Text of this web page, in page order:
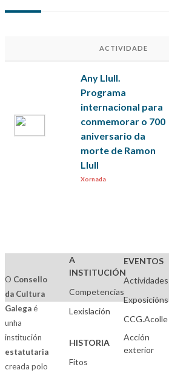
ACTIVIDADE
Any Llull.
Programa
internacional para
conmemorar o 700
aniversario da
morte de Ramon
Llull
Xornada
O Consello
da Cultura
Galegaé
unha
institución
estatutaria
creada polo
A
INSTITUCIÓN
Competencias
Lexislación
HISTORIA
Fitos
EVENTOS
Actividades
Exposicións
CCG.Acolle
Acción
exterior